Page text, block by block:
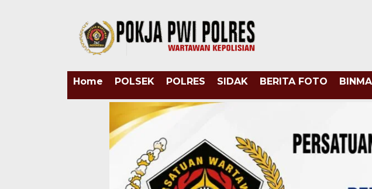
Home POLSEK POLRES SIDAK BERITA FOTO